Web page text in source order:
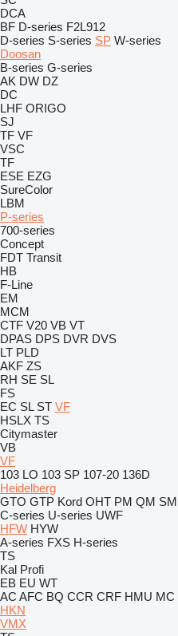
DCA
BF D-series F2L912
D-series S-series SP W-series
Doosan
B-series G-series
AK DW DZ
DC
LHF ORIGO
SJ
TF VF
VSC
TF
ESE EZG
SureColor
LBM
P-series
700-series
Concept
FDT Transit
HB
F-Line
EM
MCM
CTF V20 VB VT
DPAS DPS DVR DVS
LT PLD
AKF ZS
RH SE SL
FS
EC SL ST VF
HSLX TS
Citymaster
VB
VF
103 LO 103 SP 107-20 136D
Heidelberg
GTO GTP Kord OHT PM QM SM
C-series U-series UWF
HFW HYW
A-series FXS H-series
TS
Kal Profi
EB EU WT
AC AFC BQ CCR CRF HMU MC
HKN
VMX